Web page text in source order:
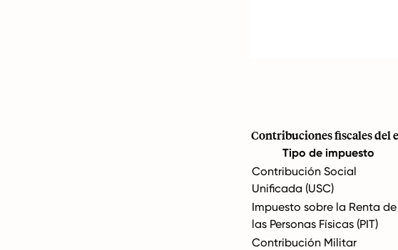
Contribuciones fiscales del
Tipo de impuesto
Contribución Social
Unificada (USC)
Impuesto sobre la Renta de
las Personas Físicas (PIT)
Contribución Militar